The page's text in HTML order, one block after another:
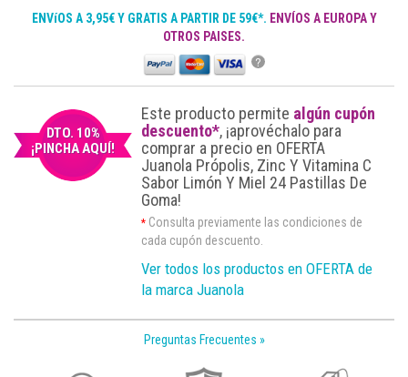
ENVíOS A 3,95€ Y GRATIS A PARTIR DE 59€*. ENVÍOS A EUROPA Y
OTROS PAISES.
?
DTO. 10%
¡PINCHA AQUÍ!
Este producto permite algún cupón
descuento*, ¡aprovéchalo para
comprar a precio en OFERTA
Juanola Própolis, Zinc Y Vitamina C
Sabor Limón Y Miel 24 Pastillas De
Goma!
* Consulta previamente las condiciones de
cada cupón descuento.
Ver todos los productos en OFERTA de
la marca Juanola
Preguntas Frecuentes »